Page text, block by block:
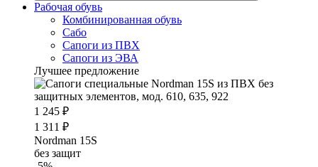
Рабочая обувь
Комбинированная обувь
Сабо
Сапоги из ПВХ
Сапоги из ЭВА
Лучшее предложение
1 245 ₽
1 311 ₽
Nordman 15S
без защит